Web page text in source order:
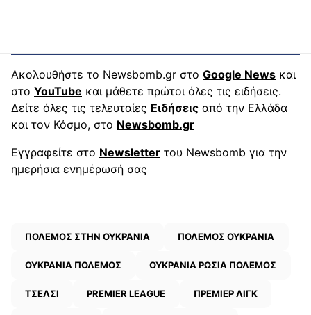
Ακολουθήστε το Newsbomb.gr στο Google News και
στο YouTube και μάθετε πρώτοι όλες τις ειδήσεις.
Δείτε όλες τις τελευταίες Ειδήσεις από την Ελλάδα
και τον Κόσμο, στο Newsbomb.gr
Εγγραφείτε στο Newsletter του Newsbomb για την
ημερήσια ενημέρωσή σας
ΠΟΛΕΜΟΣ ΣΤΗΝ ΟΥΚΡΑΝΙΑ ΠΟΛΕΜΟΣ ΟΥΚΡΑΝΙΑ
ΟΥΚΡΑΝΙΑ ΠΟΛΕΜΟΣ ΟΥΚΡΑΝΙΑ ΡΩΣΙΑ ΠΟΛΕΜΟΣ
ΤΣΕΛΣΙ PREMIER LEAGUE ΠΡΕΜΙΕΡ ΛΙΓΚ